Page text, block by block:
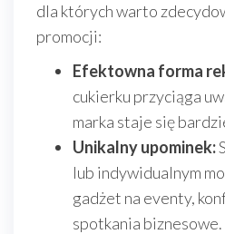
dla których warto
promocji:
Efektowna forma
cukierku przyciąga
marka staje się
Unikalny upominek:
lub indywidualnym
gadżet na eventy,
spotkania biznesowe.